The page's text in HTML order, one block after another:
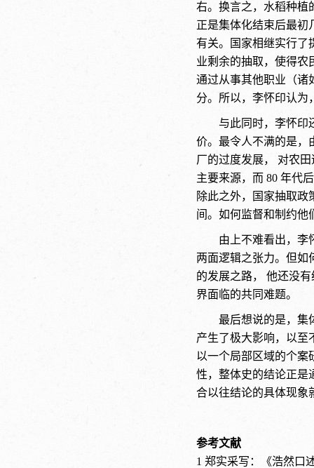
右。换言之，水稻种植
正是集体化结束后最初
有关。国家相继实行了
业剩余的抽取，使得农
通过从事其他职业（诸
分。所以，李怀印认为
与此同时，李怀印
价。最令人不满的是，
厂的过度发展， 对农
主要来源，而 80 年代
除此之外，国家抽取
间。如何监督和制约他
由上不难看出，李
两面逻辑之张力。但如
的发展之路， 他还没
界面临的共同难题。
最后想说的是，集
产生了极大影响，以至
以一个局部区域的个案
性，整体史的结论正是
合以往结论的具体现象
参考文献
1 郑实采写：《浩然口